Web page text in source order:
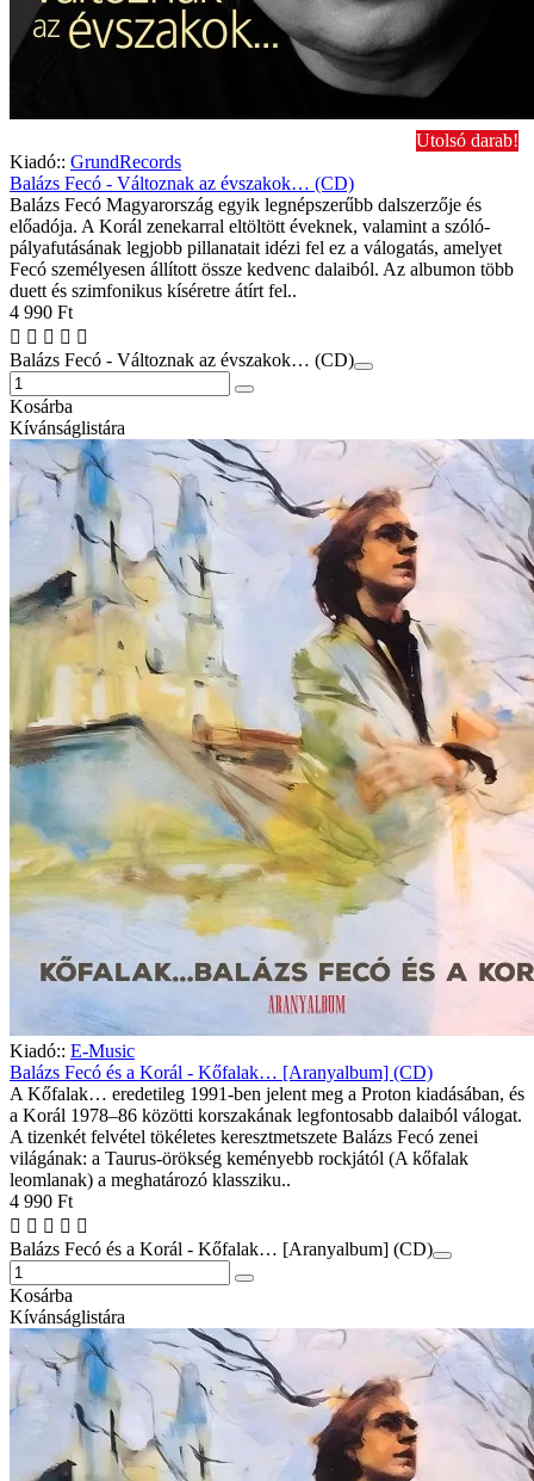
Utolsó darab!
Kiadó:: GrundRecords
Balázs Fecó - Változnak az évszakok… (CD)
Balázs Fecó Magyarország egyik legnépszerűbb dalszerzője és
előadója. A Korál zenekarral eltöltött éveknek, valamint a szóló-
pályafutásának legjobb pillanatait idézi fel ez a válogatás, amelyet
Fecó személyesen állított össze kedvenc dalaiból. Az albumon több
duett és szimfonikus kíséretre átírt fel..
4 990 Ft
Balázs Fecó - Változnak az évszakok… (CD)
Kosárba
Kívánságlistára
Kiadó:: E-Music
Balázs Fecó és a Korál - Kőfalak… [Aranyalbum] (CD)
A Kőfalak… eredetileg 1991-ben jelent meg a Proton kiadásában, és
a Korál 1978–86 közötti korszakának legfontosabb dalaiból válogat.
A tizenkét felvétel tökéletes keresztmetszete Balázs Fecó zenei
világának: a Taurus-örökség keményebb rockjától (A kőfalak
leomlanak) a meghatározó klassziku..
4 990 Ft
Balázs Fecó és a Korál - Kőfalak… [Aranyalbum] (CD)
Kosárba
Kívánságlistára